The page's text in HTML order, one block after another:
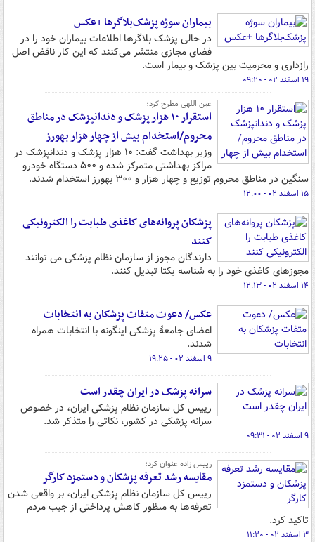
بیماران سوژه پزشک‌بلاگرها +عکس
در حالی پزشک بلاگرها اطلاعات بیماران خود را در
فضای مجازی منتشر می‌کنند که این کار ناقض اصل
رازداری و محرمیت بین پزشک و بیمار است.
۱۹ اسفند ۰۲ - ۰۹:۲۰
عین اللهی مطرح کرد؛
استقرار ۱۰ هزار پزشک و دندانپزشک در مناطق
محروم/استخدام بیش از چهار هزار بهورز
وزیر بهداشت گفت: ۱۰ هزار پزشک و دندانپزشک در
مراکز بهداشتی متمرکز شده و ۵۰۰ دستگاه خودرو
سنگین در مناطق محروم توزیع و چهار هزار و ۳۰۰ بهورز استخدام شدند.
۱۵ اسفند ۰۲ - ۱۲:۰۰
پزشکان پروانه‌های کاغذی طبابت را الکترونیکی
کنند
دارندگان مجوز از سازمان نظام پزشکی می توانند
مجوزهای کاغذی خود را به شناسه یکتا تبدیل کنند.
۱۴ اسفند ۰۲ - ۱۲:۱۳
عکس/ دعوت متفات پزشکان به انتخابات
اعضای جامعهٔ پزشکی اینگونه با انتخابات همراه
شدند.
۹ اسفند ۰۲ - ۱۹:۲۵
سرانه پزشک در ایران چقدر است
رییس کل سازمان نظام پزشکی ایران، در خصوص
سرانه پزشکی در کشور، نکاتی را متذکر شد.
۹ اسفند ۰۲ - ۰۹:۳۱
رییس زاده عنوان کرد؛
مقایسه رشد تعرفه پزشکان و دستمزد کارگر
رییس کل سازمان نظام پزشکی ایران، بر واقعی شدن
تعرفه‌ها به منظور کاهش پرداختی از جیب مردم
تاکید کرد.
۳ اسفند ۰۲ - ۱۱:۲۰